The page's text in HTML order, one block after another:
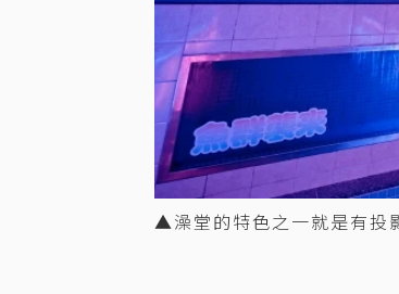
▲澡堂的特色之一就是有